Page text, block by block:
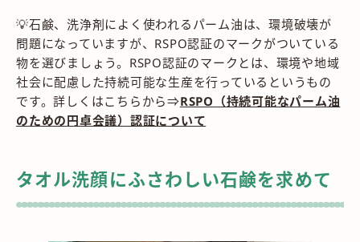
💡石鹸、洗浄剤によく使われるパーム油は、環境破壊が
問題になっていますが、RSPO認証のマークがついている
物を選びましょう。RSPO認証のマークとは、環境や地域
社会に配慮した持続可能な生産を行っているというもの
です。詳しくはこちらから⇒RSPO（持続可能なパーム油
のための円卓会議）認証について
タオル洗顔にふさわしい石鹸を求めて